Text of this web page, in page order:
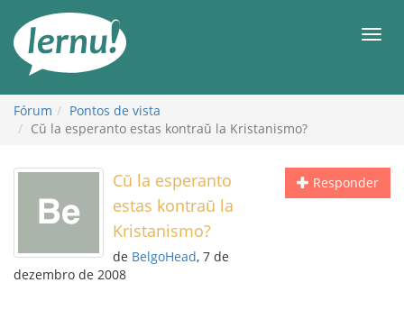
conteúdo
Fórum
Pontos de vista
Cŭ la esperanto estas kontraŭ la Kristanismo?
Responder
Cŭ la esperanto
estas kontraŭ la
Kristanismo?
de BelgoHead, 7 de
dezembro de 2008